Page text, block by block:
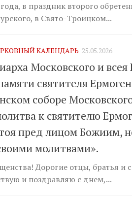
в праздник второго
в Свято-Троицком...
КАЛЕНДАРЬ 25.05.2026
Московского и всея
святителя
соборе
к святителю
пред лицом Божиим,
молитвами».
Дорогие отцы, братья и
и поздравляю с днем,...